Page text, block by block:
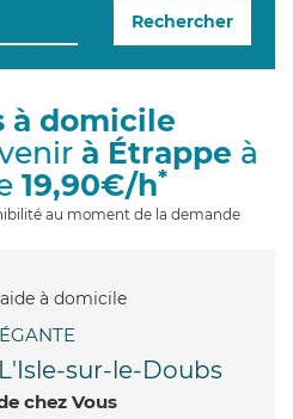
g
Rechercher
à domicile
à Étrappe à
19,90€/h*
au moment de la demande
L'Isle-sur-le-Doubs
chez Vous